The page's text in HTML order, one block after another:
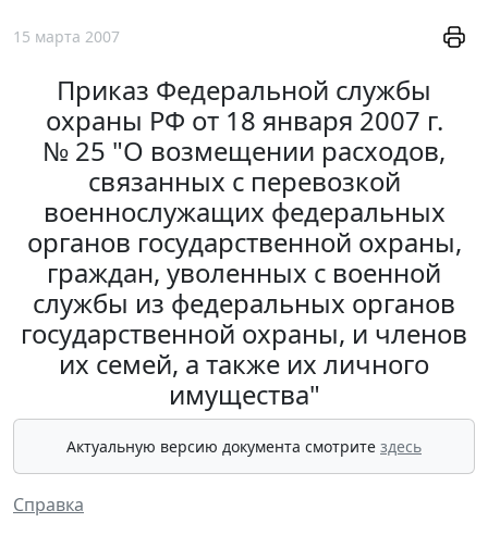
15 марта 2007
Приказ Федеральной службы
охраны РФ от 18 января 2007 г.
№ 25 "О возмещении расходов,
связанных с перевозкой
военнослужащих федеральных
органов государственной охраны,
граждан, уволенных с военной
службы из федеральных органов
государственной охраны, и членов
их семей, а также их личного
имущества"
Актуальную версию документа смотрите здесь
Справка